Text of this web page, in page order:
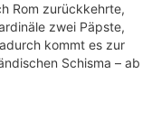
Rom zurückkehrte,
zwei Päpste,
kommt es zur
Schisma – ab